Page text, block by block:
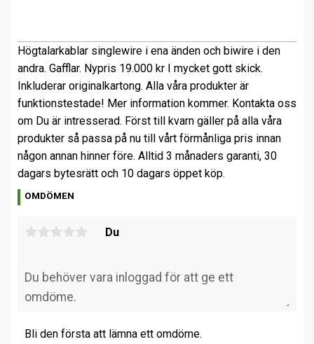
Högtalarkablar singlewire i ena änden och biwire i den
andra. Gafflar. Nypris 19.000 kr I mycket gott skick.
Inkluderar originalkartong. Alla våra produkter är
funktionstestade! Mer information kommer. Kontakta oss
om Du är intresserad. Först till kvarn gäller på alla våra
produkter så passa på nu till vårt förmånliga pris innan
någon annan hinner före. Alltid 3 månaders garanti, 30
dagars bytesrätt och 10 dagars öppet köp.
OMDÖMEN
Du
Bli den första att lämna ett omdöme.